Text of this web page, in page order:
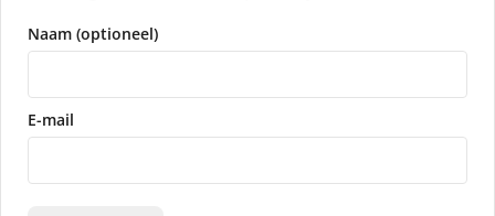
Naam (optioneel)
E-mail